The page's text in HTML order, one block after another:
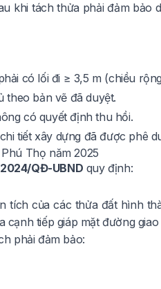
khi tách thửa phải đảm
có lối đi ≥ 3,5 m (chiều
theo bản vẽ đã duyệt.
có quyết định thu hồi.
tiết xây dựng đã được phê
Thọ năm 2025
QĐ-UBND quy định:
tích của các thửa đất hình
cạnh tiếp giáp mặt đường
phải đảm bảo: